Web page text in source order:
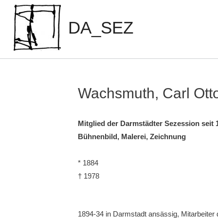
Inhalt
springen
DA_SEZ
Wachsmuth, Carl
Mitglied der Darmstädter Sezession seit
Bühnenbild, Malerei, Zeichnung
* 1884
† 1978
1894-34 in Darmstadt ansässig,